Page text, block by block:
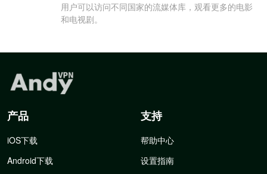
用户可以访问不同国家的流媒体库，观看更多的电影
和电视剧。
产品
iOS下载
Android下载
支持
帮助中心
设置指南